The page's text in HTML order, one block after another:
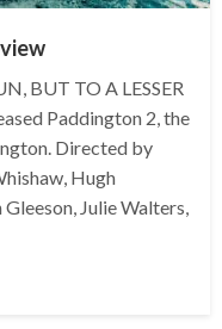
BUT TO A LESSER
Paddington 2, the
Directed by
Hugh
Julie Walters,